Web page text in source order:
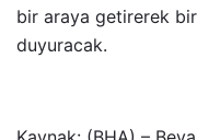
bir araya getirerek
duyuracak.